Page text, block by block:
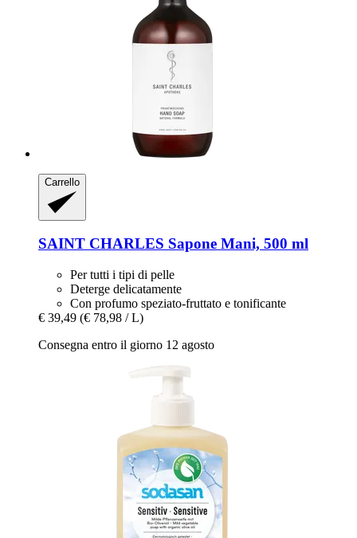
Carrello
SAINT CHARLES Sapone Mani, 500 ml
Per tutti i tipi di pelle
Deterge delicatamente
Con profumo speziato-fruttato e tonificante
€ 39,49 (€ 78,98 / L)
Consegna entro il giorno 12 agosto